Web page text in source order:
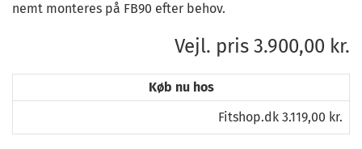
nemt monteres på FB90 efter behov.
Vejl. pris 3.900,00 kr.
Køb nu hos
Fitshop.dk 3.119,00 kr.